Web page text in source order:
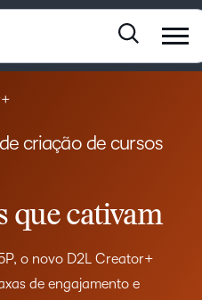
criação de cursos
que cativam
o novo D2L Creator+
de engajamento e